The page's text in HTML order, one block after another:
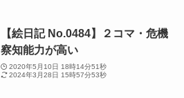
【絵日記 No.0484】２コマ・危機
察知能力が高い
2020年5月10日 18時14分51秒
2024年3月28日 15時57分53秒